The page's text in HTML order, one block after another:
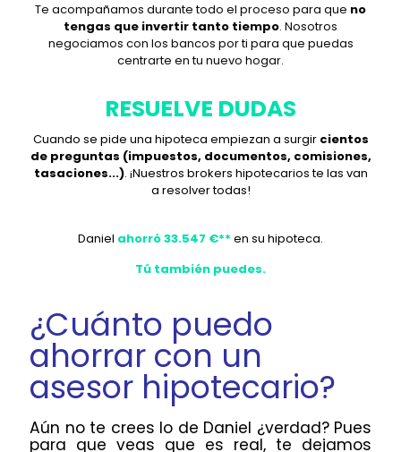
Te acompañamos durante todo el proceso para que no
tengas que invertir tanto tiempo. Nosotros
negociamos con los bancos por ti para que puedas
centrarte en tu nuevo hogar.
RESUELVE DUDAS
Cuando se pide una hipoteca empiezan a surgir cientos
de preguntas (impuestos, documentos, comisiones,
tasaciones...). ¡Nuestros brokers hipotecarios te las van
a resolver todas!
Daniel ahorró33.547 €** en su hipoteca.
Tú también puedes.
¿Cuánto puedo
ahorrar con un
asesor hipotecario?
Aún no te crees lo de Daniel ¿verdad? Pues
para que veas que es real, te dejamos